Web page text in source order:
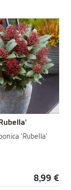
'Rubella'
8,99 €